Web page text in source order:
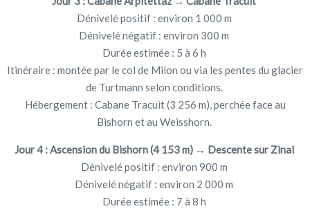
Dénivelé positif : environ 1 000 m
Dénivelé négatif : environ 300 m
Durée estimée : 5 à 6 h
Itinéraire : montée par le col de Milon ou via les pentes du glacier
de Turtmann selon conditions.
Hébergement : Cabane Tracuit (3 256 m), perchée face au
Bishorn et au Weisshorn.
Jour 4 : Ascension du Bishorn (4 153 m) → Descente sur Zinal
Dénivelé positif : environ 900 m
Dénivelé négatif : environ 2 000 m
Durée estimée : 7 à 8 h